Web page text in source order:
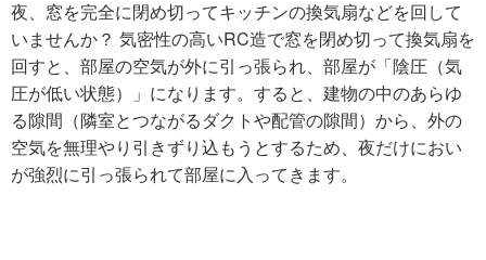
夜、窓を完全に閉め切ってキッチンの換気扇などを回して
いませんか？ 気密性の高いRC造で窓を閉め切って換気扇を
回すと、部屋の空気が外に引っ張られ、部屋が「陰圧（気
圧が低い状態）」になります。すると、建物の中のあらゆ
る隙間（隣室とつながるダクトや配管の隙間）から、外の
空気を無理やり引きずり込もうとするため、夜だけにおい
が強烈に引っ張られて部屋に入ってきます。